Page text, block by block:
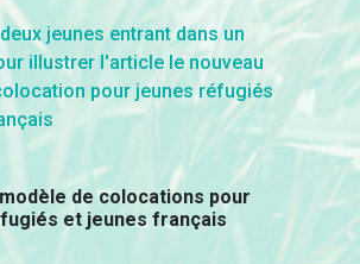
de colocations pour
et jeunes français